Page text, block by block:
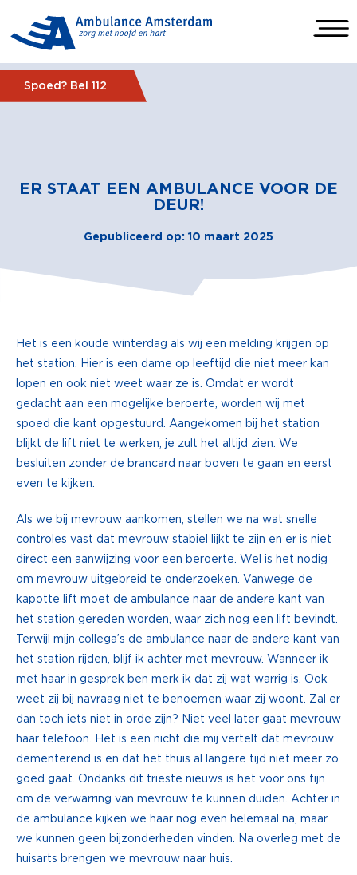
Spoed? Bel 112
ER STAAT EEN AMBULANCE VOOR DE
DEUR!
Gepubliceerd op: 10 maart 2025
Het is een koude winterdag als wij een melding krijgen op
het station. Hier is een dame op leeftijd die niet meer kan
lopen en ook niet weet waar ze is. Omdat er wordt
gedacht aan een mogelijke beroerte, worden wij met
spoed die kant opgestuurd. Aangekomen bij het station
blijkt de lift niet te werken, je zult het altijd zien. We
besluiten zonder de brancard naar boven te gaan en eerst
even te kijken.
Als we bij mevrouw aankomen, stellen we na wat snelle
controles vast dat mevrouw stabiel lijkt te zijn en er is niet
direct een aanwijzing voor een beroerte. Wel is het nodig
om mevrouw uitgebreid te onderzoeken. Vanwege de
kapotte lift moet de ambulance naar de andere kant van
het station gereden worden, waar zich nog een lift bevindt.
Terwijl mijn collega’s de ambulance naar de andere kant van
het station rijden, blijf ik achter met mevrouw. Wanneer ik
met haar in gesprek ben merk ik dat zij wat warrig is. Ook
weet zij bij navraag niet te benoemen waar zij woont. Zal er
dan toch iets niet in orde zijn? Niet veel later gaat mevrouw
haar telefoon. Het is een nicht die mij vertelt dat mevrouw
dementerend is en dat het thuis al langere tijd niet meer zo
goed gaat. Ondanks dit trieste nieuws is het voor ons fijn
om de verwarring van mevrouw te kunnen duiden. Achter in
de ambulance kijken we haar nog even helemaal na, maar
we kunnen geen bijzonderheden vinden. Na overleg met de
huisarts brengen we mevrouw naar huis.